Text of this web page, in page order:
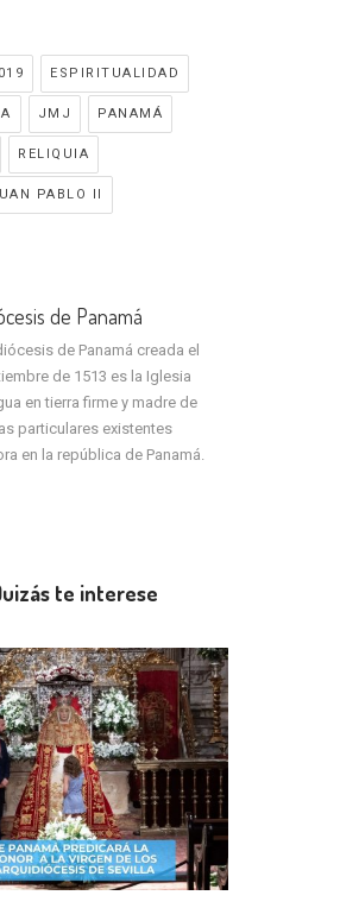
ESPIRITUALIDAD
JMJ PANAMÁ
RELIQUIA
PABLO II
de Panamá
de Panamá creada el
de 1513 es la Iglesia
en tierra firme y madre de
particulares existentes
en la república de Panamá.
te interese